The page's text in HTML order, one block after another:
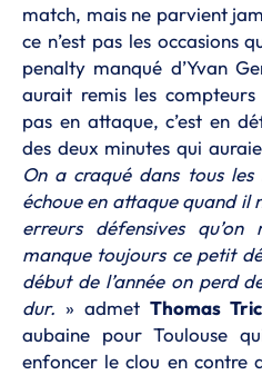
match, mais ne parvient
ce n’est pas les occasions
penalty manqué d’Yvan
aurait remis les
pas en attaque, c’est en
des deux minutes qui
On a craqué dans tous
échoue en attaque quand il
erreurs défensives
manque toujours ce petit
début de l’année on perd
dur. » admet Thomas
aubaine pour Toulouse
enfoncer le clou en contre